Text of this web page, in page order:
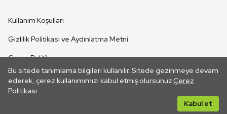
Bu sitede tanımlama bilgileri kullanılır. Sitede gezinmeye devam
ederek, çerez kullanımımızı kabul etmiş olursunuz.Çerez
Politikası
Kabul et
CANLI YAYINLAR
Kullanım Koşulları
Gizlilik Politikası ve Aydınlatma Metni
Çerez Politikası
İletişim
Her hakkı saklıdır. ©2026 TRT. Bağlantı yoluyla gidilen dış